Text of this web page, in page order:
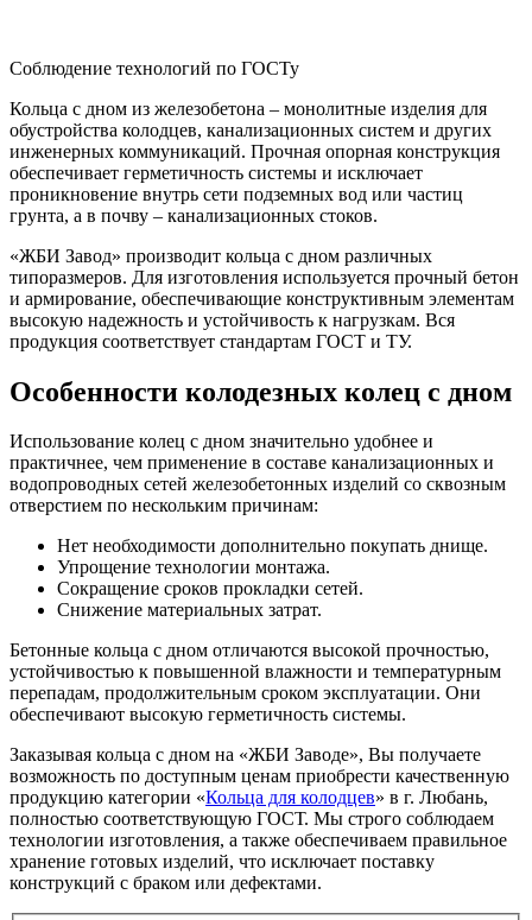
Соблюдение технологий по ГОСТу
Кольца с дном из железобетона – монолитные изделия для
обустройства колодцев, канализационных систем и других
инженерных коммуникаций. Прочная опорная конструкция
обеспечивает герметичность системы и исключает
проникновение внутрь сети подземных вод или частиц
грунта, а в почву – канализационных стоков.
«ЖБИ Завод» производит кольца с дном различных
типоразмеров. Для изготовления используется прочный бетон
и армирование, обеспечивающие конструктивным элементам
высокую надежность и устойчивость к нагрузкам. Вся
продукция соответствует стандартам ГОСТ и ТУ.
Особенности колодезных колец с дном
Использование колец с дном значительно удобнее и
практичнее, чем применение в составе канализационных и
водопроводных сетей железобетонных изделий со сквозным
отверстием по нескольким причинам:
Нет необходимости дополнительно покупать днище.
Упрощение технологии монтажа.
Сокращение сроков прокладки сетей.
Снижение материальных затрат.
Бетонные кольца с дном отличаются высокой прочностью,
устойчивостью к повышенной влажности и температурным
перепадам, продолжительным сроком эксплуатации. Они
обеспечивают высокую герметичность системы.
Заказывая кольца с дном на «ЖБИ Заводе», Вы получаете
возможность по доступным ценам приобрести качественную
продукцию категории «Кольца для колодцев» в г. Любань,
полностью соответствующую ГОСТ. Мы строго соблюдаем
технологии изготовления, а также обеспечиваем правильное
хранение готовых изделий, что исключает поставку
конструкций с браком или дефектами.